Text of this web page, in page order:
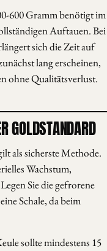
600 Gramm benötigt im
Auftauen. Bei
sich die Zeit auf
lang erscheinen,
ohne Qualitätsverlust.
GOLDSTANDARD
als sicherste Methode.
Wachstum,
Sie die gefrorene
Schale, da beim
sollte mindestens 15